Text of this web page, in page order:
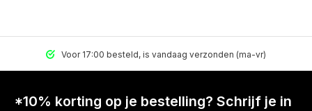
Voor 17:00 besteld, is vandaag verzonden (ma-vr)
*10% korting op je bestelling? Schrijf je in